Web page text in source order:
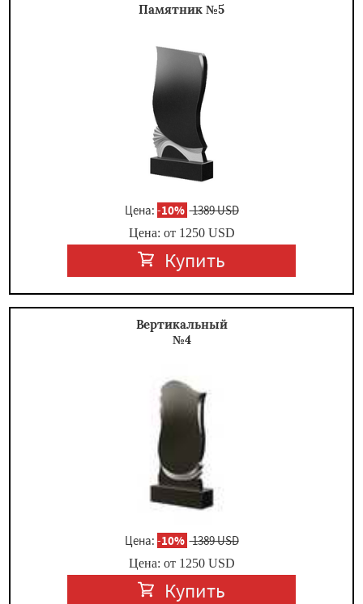
Памятник №5
Цена: -10% 1389 USD
Цена: от 1250USD
Купить
Вертикальный
№4
Цена: -10% 1389 USD
Цена: от 1250USD
Купить